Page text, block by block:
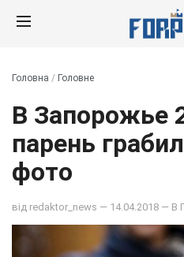
Головна / Головне
В Запорожье
парень
фото
від redaktor_news — 14.04.2018 — В